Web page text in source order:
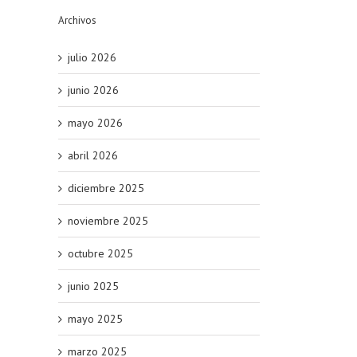
Archivos
julio 2026
junio 2026
mayo 2026
abril 2026
diciembre 2025
noviembre 2025
octubre 2025
junio 2025
mayo 2025
marzo 2025